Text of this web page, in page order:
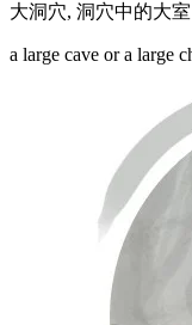
大洞穴, 洞穴中的大室
a large cave or a large